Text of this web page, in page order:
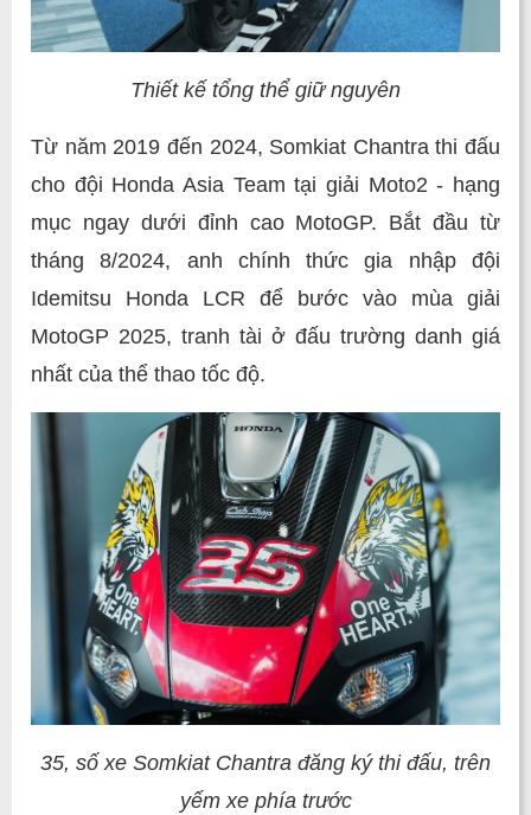
Thiết kế tổng thể giữ nguyên
Từ năm 2019 đến 2024, Somkiat Chantra thi đấu
cho đội Honda Asia Team tại giải Moto2 - hạng
mục ngay dưới đỉnh cao MotoGP. Bắt đầu từ
tháng 8/2024, anh chính thức gia nhập đội
Idemitsu Honda LCR để bước vào mùa giải
MotoGP 2025, tranh tài ở đấu trường danh giá
nhất của thể thao tốc độ.
35, số xe Somkiat Chantra đăng ký thi đấu, trên
yếm xe phía trước